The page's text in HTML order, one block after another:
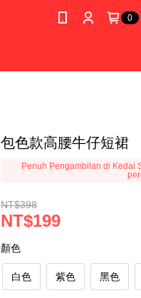
0
包色款高腰牛仔短裙
Penuh Pengambilan di Kedai
NT$398
NT$199
顏色
白色 紫色 黑色